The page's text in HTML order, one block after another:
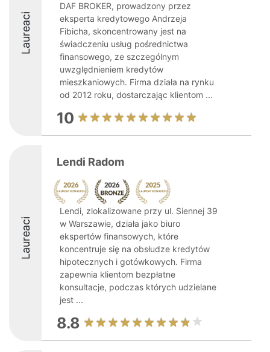
Laureaci
DAF BROKER, prowadzony przez
eksperta kredytowego Andrzeja
Fibicha, skoncentrowany jest na
świadczeniu usług pośrednictwa
finansowego, ze szczególnym
uwzględnieniem kredytów
mieszkaniowych. Firma działa na rynku
od 2012 roku, dostarczając klientom ...
10
Laureaci
Lendi Radom
Lendi, zlokalizowane przy ul. Siennej 39
w Warszawie, działa jako biuro
ekspertów finansowych, które
koncentruje się na obsłudze kredytów
hipotecznych i gotówkowych. Firma
zapewnia klientom bezpłatne
konsultacje, podczas których udzielane
jest ...
8.8